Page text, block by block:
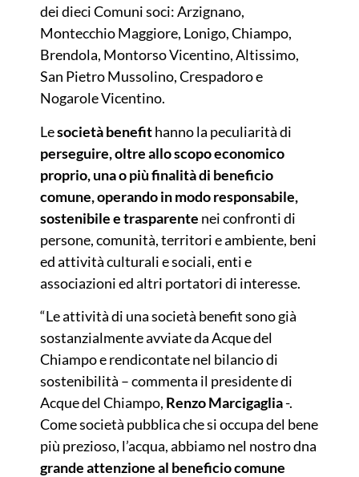
dei dieci Comuni soci: Arzignano,
Montecchio Maggiore, Lonigo, Chiampo,
Brendola, Montorso Vicentino, Altissimo,
San Pietro Mussolino, Crespadoro e
Nogarole Vicentino.
Lesocietà benefithanno la peculiarità di
perseguire, oltre allo scopo economico
proprio, una o più finalità di beneficio
comune, operando in modo responsabile,
sostenibile e trasparente nei confronti di
persone, comunità, territori e ambiente, beni
ed attività culturali e sociali, enti e
associazioni ed altri portatori di interesse.
“Le attività di una società benefit sono già
sostanzialmente avviate da Acque del
Chiampo e rendicontate nel bilancio di
sostenibilità – commenta il presidente di
Acque del Chiampo, Renzo Marcigaglia-.
Come società pubblica che si occupa del bene
più prezioso, l’acqua, abbiamo nel nostro dna
grande attenzione al beneficio comune